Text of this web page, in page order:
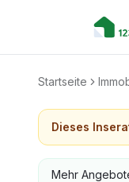
Startseite
Dieses
Mehr